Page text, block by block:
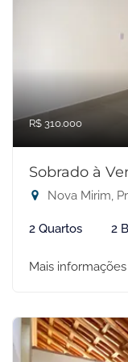
R$ 310.000
Sobrado à
Nova Mirim,
2 Quartos 2
Mais informações